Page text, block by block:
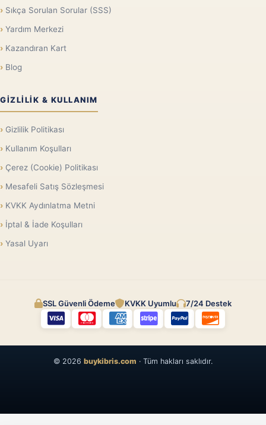
Sıkça Sorulan Sorular (SSS)
Yardım Merkezi
Kazandıran Kart
Blog
GIZLILIK & KULLANIM
Gizlilik Politikası
Kullanım Koşulları
Çerez (Cookie) Politikası
Mesafeli Satış Sözleşmesi
KVKK Aydınlatma Metni
İptal & İade Koşulları
Yasal Uyarı
SSL Güvenli Ödeme KVKK Uyumlu 7/24 Destek
© 2026 buykibris.com · Tüm hakları saklıdır.